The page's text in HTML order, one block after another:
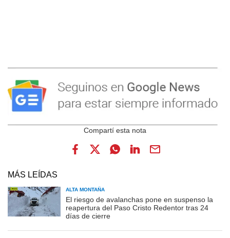
MÁS LEÍDAS
ALTA MONTAÑA
El riesgo de avalanchas pone en suspenso la
reapertura del Paso Cristo Redentor tras 24
días de cierre